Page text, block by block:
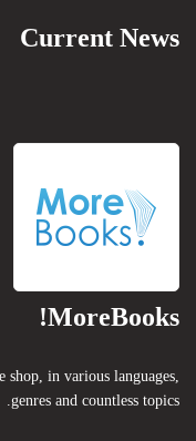
Current News
MoreBooks!
in various languages,
genres and countless topics.